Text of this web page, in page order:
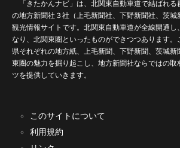
「きたかんナビ」は、北関東自動車道で結ばれる
の地方新聞社３社（上毛新聞社、下野新聞社、茨城
観光情報サイトです。北関東自動車道が全線開通し
なり、北関東圏といったものができつつあります。
県それぞれの地方紙、上毛新聞、下野新聞、茨城新
東圏の魅力を掘り起こし、地方新聞社ならではの取
ツを提供していきます。
このサイトについて
利用規約